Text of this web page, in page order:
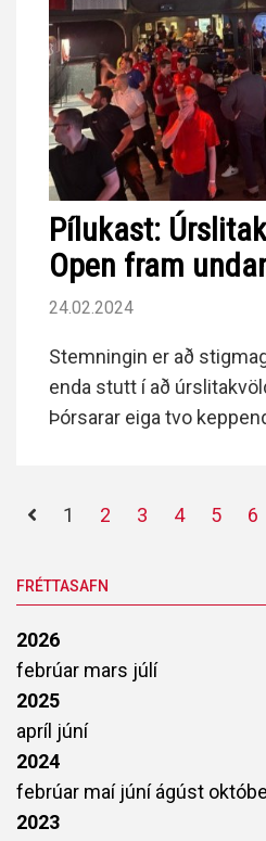
Pílukast:
Open fram
24.02.2024
Stemningin er að
enda stutt í að
Þórsarar eiga tvo
1 2 3 4 5 6
FRÉTTASAFN
2026
febrúar mars júlí
2025
apríl júní
2024
febrúar maí júníágúst
2023